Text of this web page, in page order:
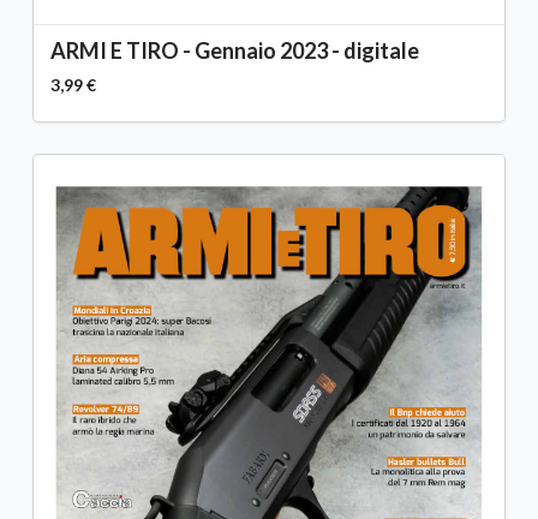
ARMI E TIRO - Gennaio 2023 - digitale
3,99 €